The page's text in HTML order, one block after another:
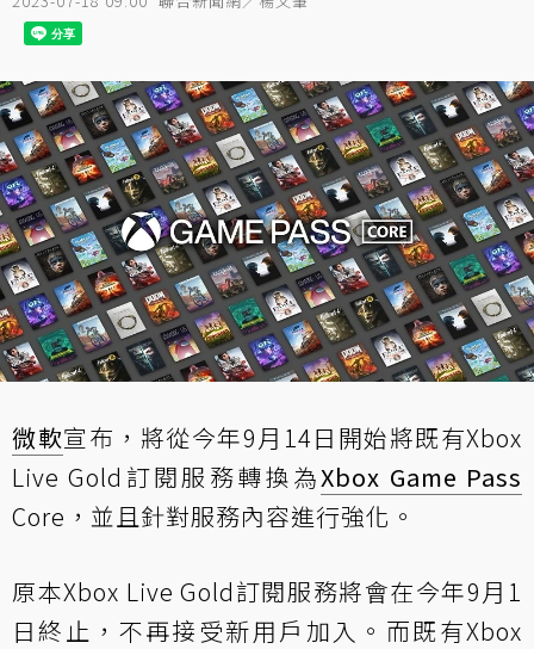
微軟宣布 ，將從今年9月14日開始將既有Xbox
Live Gold訂閱服務轉換為Xbox Game Pass
Core，並且針對服務內容進行強化。
原本Xbox Live Gold訂閱服務將會在今年9月1
日終止，不再接受新用戶加入。而既有Xbox